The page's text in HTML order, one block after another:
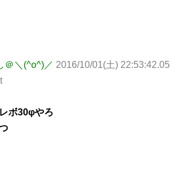
＠＼(^o^)／ 2016/10/01(土) 22:53:42.05
ボ30φやろ